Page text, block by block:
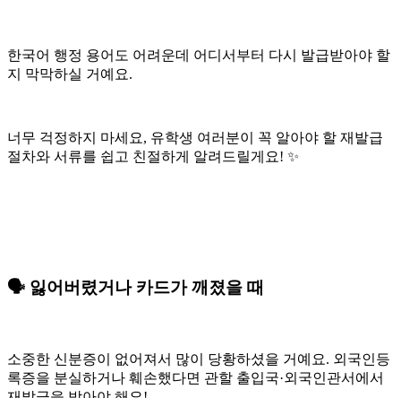
한국어 행정 용어도 어려운데 어디서부터 다시 발급받아야 할
지 막막하실 거예요.
너무 걱정하지 마세요, 유학생 여러분이 꼭 알아야 할 재발급
절차와 서류를 쉽고 친절하게 알려드릴게요! ✨
🗣️ 잃어버렸거나 카드가 깨졌을 때
소중한 신분증이 없어져서 많이 당황하셨을 거예요. 외국인등
록증을 분실하거나 훼손했다면 관할 출입국·외국인관서에서